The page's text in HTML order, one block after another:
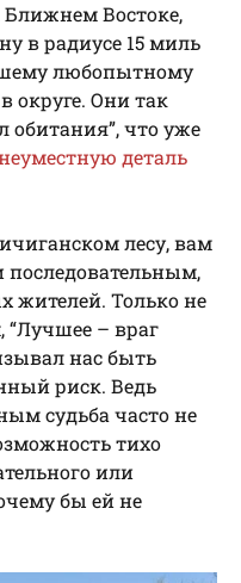
Ближнем Востоке,
в радиусе 15 миль
любопытному
округе. Они так
обитания”, что уже
деталь
лесу, вам
жителей. Только не
“Лучшее – враг
нас быть
риск. Ведь
судьба часто не
тихо
или
бы ей не